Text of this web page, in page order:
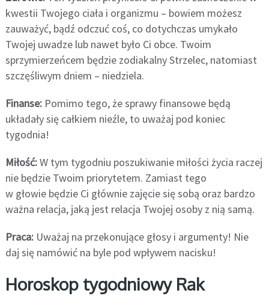
kwestii Twojego ciała i organizmu – bowiem możesz
zauważyć, bądź odczuć coś, co dotychczas umykało
Twojej uwadze lub nawet było Ci obce. Twoim
sprzymierzeńcem będzie zodiakalny Strzelec, natomiast
szczęśliwym dniem – niedziela.
Finanse:Pomimo tego, że sprawy finansowe będą
układały się całkiem nieźle, to uważaj pod koniec
tygodnia!
Miłość:W tym tygodniu poszukiwanie miłości życia raczej
nie będzie Twoim priorytetem. Zamiast tego
w głowie będzie Ci głównie zajęcie się sobą oraz bardzo
ważna relacja, jaką jest relacja Twojej osoby z nią samą.
Praca:Uważaj na przekonujące głosy i argumenty! Nie
daj się namówić na byle pod wpływem nacisku!
Horoskop tygodniowy Rak